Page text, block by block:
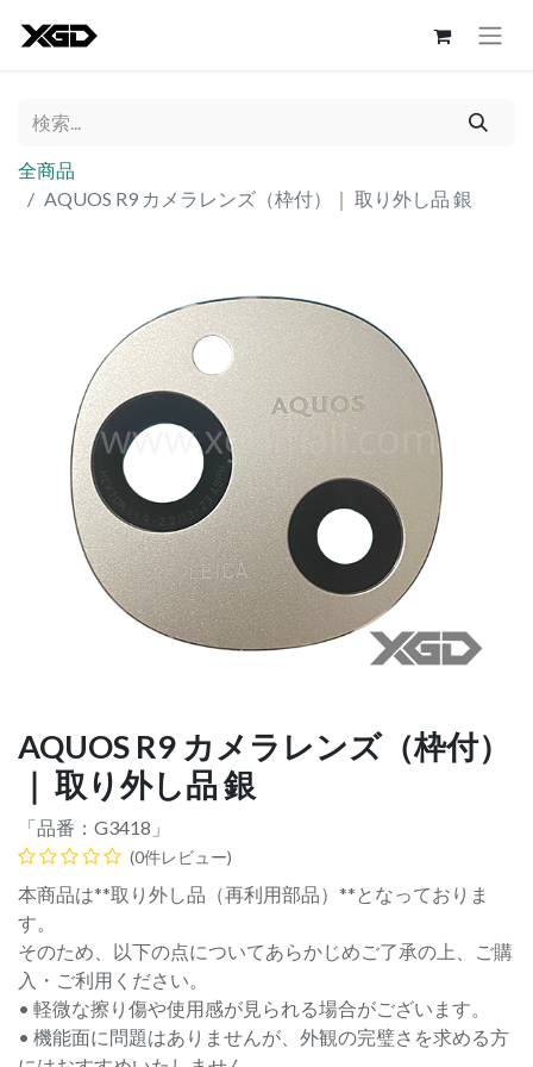
全商品
AQUOS R9 カメラレンズ（枠付）｜ 取り外し品 銀
AQUOS R9 カメラレンズ（枠付）
｜ 取り外し品 銀
「品番： G3418 」
(0件レビュー)
本商品は**取り外し品（再利用部品）**となっておりま
す。
そのため、以下の点についてあらかじめご了承の上、ご購
入・ご利用ください。
• 軽微な擦り傷や使用感が見られる場合がございます。
• 機能面に問題はありませんが、外観の完璧さを求める方